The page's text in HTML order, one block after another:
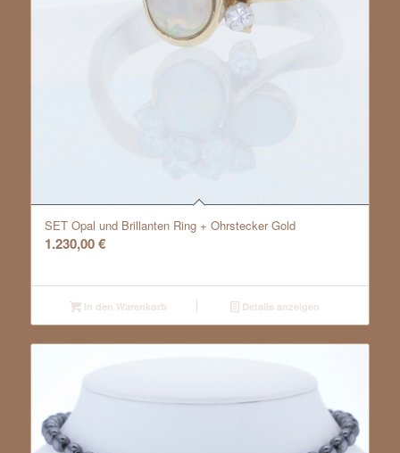
SET Opal und Brillanten Ring + Ohrstecker Gold
1.230,00€
In den Warenkorb Details anzeigen